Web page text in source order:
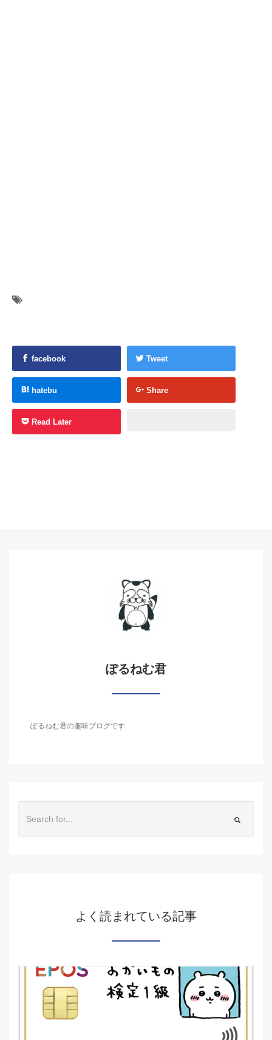
facebook Tweet
hatebu Share
Read Later
ぽるねむ君
ぽるねむ君の趣味ブログです
よく読まれている記事